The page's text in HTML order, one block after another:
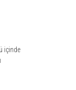
içinde